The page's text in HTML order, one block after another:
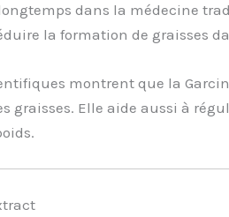
dans la médecine
la formation de graisses
montrent que la
graisses. Elle aide aussi à